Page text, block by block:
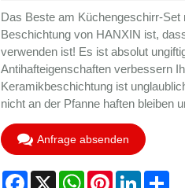
Das Beste am Küchengeschirr-
Beschichtung von HANXIN ist,
verwenden ist! Es ist absolut
Antihafteigenschaften verbessern
Keramikbeschichtung ist
nicht an der Pfanne haften bleiben
Anfrage absenden
Facebook
X WhatsAppPinterestLinkedIn